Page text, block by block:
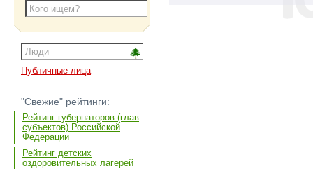
Публичные лица
"Свежие" рейтинги:
Рейтинг губернаторов (глав
субъектов) Российской
Федерации
Рейтинг детских
оздоровительных лагерей